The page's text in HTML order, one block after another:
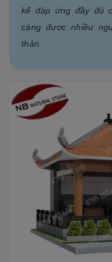
kế đáp ứng đầy đủ
càng được nhiều
thân.